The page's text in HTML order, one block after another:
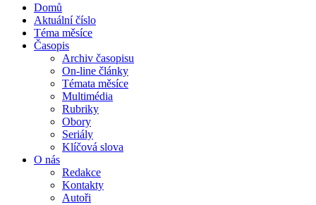
Domů
Aktuální číslo
Téma měsíce
Časopis
Archiv časopisu
On-line články
Témata měsíce
Multimédia
Rubriky
Obory
Seriály
Klíčová slova
O nás
Redakce
Kontakty
Autoři